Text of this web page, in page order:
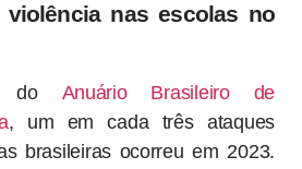
violência nas escolas no
do Anuário Brasileiro de
, um em cada três ataques
brasileiras ocorreu em 2023.